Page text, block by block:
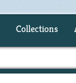
Collections